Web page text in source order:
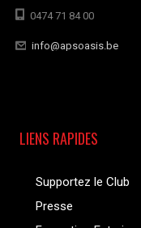
0474 71 84 00
info@apsoasis.be
LIENS RAPIDES
Supportez le Club
Presse